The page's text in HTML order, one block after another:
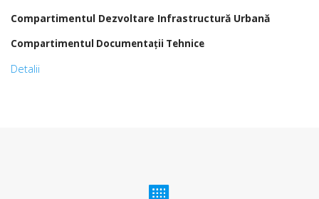
Compartimentul Dezvoltare Infrastructură Urbană
Compartimentul Documentații Tehnice
Detalii